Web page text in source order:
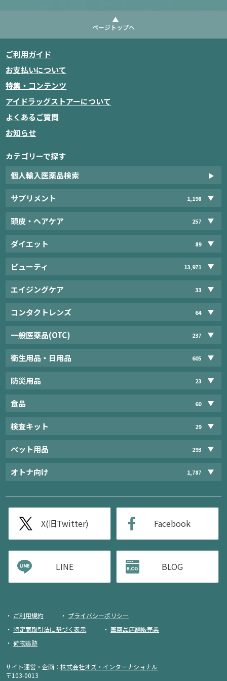
ページトップへ
ご利用ガイド
お支払いについて
特集・コンテンツ
アイドラッグストアーについて
よくあるご質問
お知らせ
カテゴリーで探す
個人輸入医薬品検索
サプリメント 1,198
頭皮・ヘアケア 257
ダイエット 89
ビューティ 13,971
エイジングケア 33
コンタクトレンズ 64
一般医薬品(OTC) 237
衛生用品・日用品 605
防災用品 23
食品 60
検査キット 29
ペット用品 293
オトナ向け 1,787
X(旧Twitter) Facebook
LINE BLOG
ご利用規約
プライバシーポリシー
特定商取引法に基づく表示
医薬品店舗販売業
荷物追跡
サイト運営・企画：株式会社オズ・インターナショナル
〒103-0013